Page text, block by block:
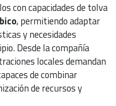
con capacidades de tolva
, permitiendo adaptar
y necesidades
Desde la compañía
locales demandan
de combinar
de recursos y